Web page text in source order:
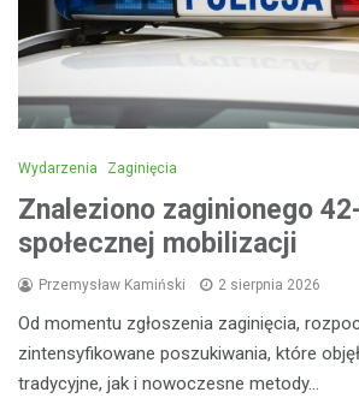
Wydarzenia Zaginięcia
Znaleziono zaginionego
społecznej mobilizacji
Przemysław Kamiński 2 sierpnia 2026
Od momentu zgłoszenia zaginięcia,
zintensyfikowane poszukiwania, które
tradycyjne, jak i nowoczesne metody…